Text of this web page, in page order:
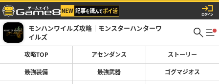
モンハンワイルズ攻略｜モンスターハンターワ
イルズ
攻略TOP アセンダンス ストーリー
最強装備 最強武器 ゴグマジオス